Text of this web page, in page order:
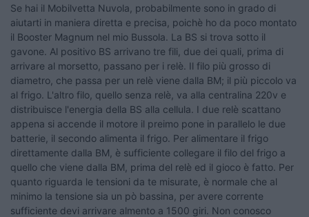
Se hai il Mobilvetta Nuvola, probabilmente sono in grado di
aiutarti in maniera diretta e precisa, poichè ho da poco montato
il Booster Magnum nel mio Bussola. La BS si trova sotto il
gavone. Al positivo BS arrivano tre fili, due dei quali, prima di
arrivare al morsetto, passano per i relè. Il filo più grosso di
diametro, che passa per un relè viene dalla BM; il più piccolo va
al frigo. L'altro filo, quello senza relè, va alla centralina 220v e
distribuisce l'energia della BS alla cellula. I due relè scattano
appena si accende il motore il preimo pone in parallelo le due
batterie, il secondo alimenta il frigo. Per alimentare il frigo
direttamente dalla BM, è sufficiente collegare il filo del frigo a
quello che viene dalla BM, prima del relè ed il gioco è fatto. Per
quanto riguarda le tensioni da te misurate, è normale che al
minimo la tensione sia un pò bassina, per avere corrente
sufficiente devi arrivare almento a 1500 giri. Non conosco